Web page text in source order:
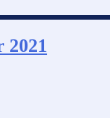
2021